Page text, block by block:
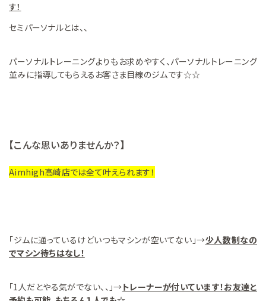
す！
セミパーソナルとは、、
パーソナルトレーニングよりもお求めやすく、パーソナルトレーニング
並みに指導してもらえるお客さま目線のジムです☆☆
【こんな思いありませんか？】
Aimhigh高崎店では全て叶えられます！
「ジムに通っているけどいつもマシンが空いてない」→少人数制なの
でマシン待ちはなし！
「1人だとやる気がでない、、」→トレーナーが付いています！お友達と